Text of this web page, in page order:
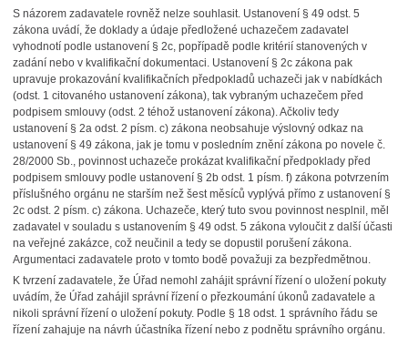
S názorem zadavatele rovněž nelze souhlasit. Ustanovení § 49 odst. 5
zákona uvádí, že doklady a údaje předložené uchazečem zadavatel
vyhodnotí podle ustanovení § 2c, popřípadě podle kritérií stanovených v
zadání nebo v kvalifikační dokumentaci. Ustanovení § 2c zákona pak
upravuje prokazování kvalifikačních předpokladů uchazeči jak v nabídkách
(odst. 1 citovaného ustanovení zákona), tak vybraným uchazečem před
podpisem smlouvy (odst. 2 téhož ustanovení zákona). Ačkoliv tedy
ustanovení § 2a odst. 2 písm. c) zákona neobsahuje výslovný odkaz na
ustanovení § 49 zákona, jak je tomu v posledním znění zákona po novele č.
28/2000 Sb., povinnost uchazeče prokázat kvalifikační předpoklady před
podpisem smlouvy podle ustanovení § 2b odst. 1 písm. f) zákona potvrzením
příslušného orgánu ne starším než šest měsíců vyplývá přímo z ustanovení §
2c odst. 2 písm. c) zákona. Uchazeče, který tuto svou povinnost nesplnil, měl
zadavatel v souladu s ustanovením § 49 odst. 5 zákona vyloučit z další účasti
na veřejné zakázce, což neučinil a tedy se dopustil porušení zákona.
Argumentaci zadavatele proto v tomto bodě považuji za bezpředmětnou.
K tvrzení zadavatele, že Úřad nemohl zahájit správní řízení o uložení pokuty
uvádím, že Úřad zahájil správní řízení o přezkoumání úkonů zadavatele a
nikoli správní řízení o uložení pokuty. Podle § 18 odst. 1 správního řádu se
řízení zahajuje na návrh účastníka řízení nebo z podnětu správního orgánu.